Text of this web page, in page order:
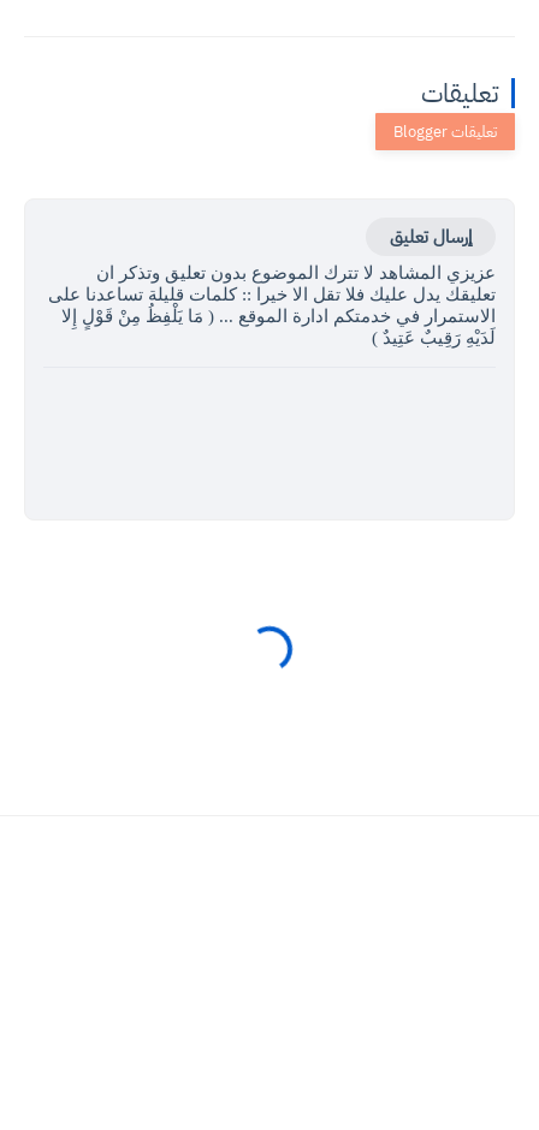
تعليقات
إرسال تعليق
عزيزي المشاهد لا تترك الموضوع بدون تعليق وتذكر ان
تعليقك يدل عليك فلا تقل الا خيرا :: كلمات قليلة تساعدنا على
الاستمرار في خدمتكم ادارة الموقع ... ( مَا يَلْفِظُ مِنْ قَوْلٍ إِلا
لَدَيْهِ رَقِيبٌ عَتِيدٌ )